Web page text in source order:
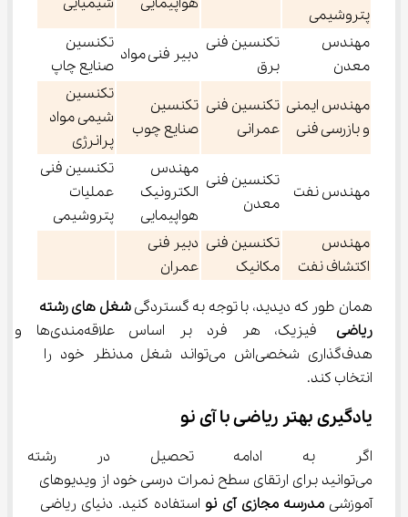
پتروشیمی
مهندس
معدن
تکنسین فنی
برق
دبیر فنی مواد
تکنسین
صنایع چاپ
مهندس ایمنی
و بازرسی فنی
تکنسین فنی
عمرانی
تکنسین
صنایع چوب
تکنسین
شیمی مواد
پرانرژی
مهندس نفت
تکنسین فنی
معدن
مهندس
الکترونیک
هواپیمایی
تکنسین فنی
عملیات
پتروشیمی
مهندس
اکتشاف نفت
تکنسین فنی
مکانیک
دبیر فنی
عمران
همان طور که دیدید، با توجه به گستردگی
شغل‌ های رشته
ریاضی
فیزیک، هر فرد بر اساس علاقه‌مندی‌ها و
هدف‌گذاری شخصی‌اش می‌تواند شغل مدنظر خود را
انتخاب کند.
یادگیری بهتر ریاضی با آی‌ نو
اگر به ادامه تحصیل در رشته
می‌توانید برای ارتقای سطح نمرات درسی خود از ویدیوهای
آموزشی مدرسه مجازی آی‌ نو
استفاده کنید. دنیای ریاضی